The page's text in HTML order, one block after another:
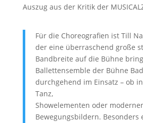
Auszug aus der Kritik der
Für die Choreografien ist Till
der eine überraschend große
Bandbreite auf die Bühne
Ballettensemble der Bühne
durchgehend im Einsatz – ob
Tanz,
Showelementen oder
Bewegungsbildern. Besonders